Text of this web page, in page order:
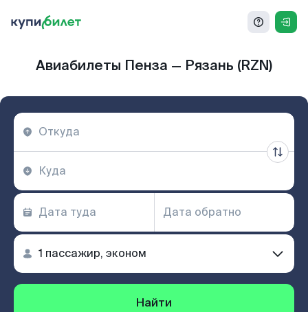
Авиабилеты Пенза — Рязань (RZN)
Найти